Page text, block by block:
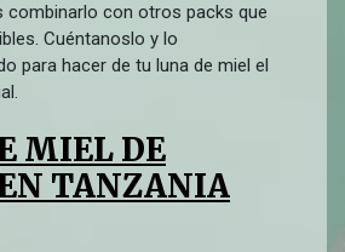
combinarlo con otros packs que
Cuéntanoslo y lo
para hacer de tu luna de miel el
MIEL DE
TANZANIA